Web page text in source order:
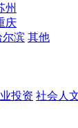
州
庆
尔滨 其他
投资 社会人